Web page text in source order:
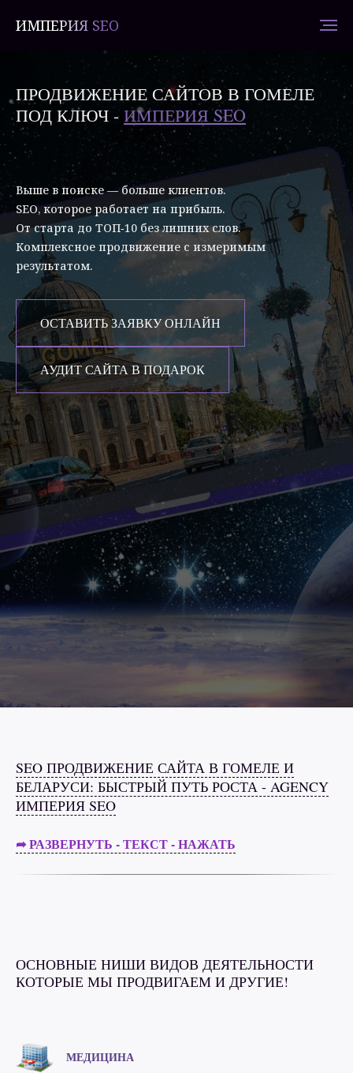
ИМПЕРИЯ SEO
ПРОДВИЖЕНИЕ САЙТОВ В ГОМЕЛЕ
ПОД КЛЮЧ - ИМПЕРИЯ SEO
Выше в поиске — больше клиентов.
SEO, которое работает на прибыль.
От старта до ТОП‑10 без лишних слов.
Комплексное продвижение с измеримым
результатом.
ОСТАВИТЬ ЗАЯВКУ ОНЛАЙН
АУДИТ САЙТА В ПОДАРОК
SEO ПРОДВИЖЕНИЕ САЙТА В ГОМЕЛЕ И
БЕЛАРУСИ: БЫСТРЫЙ ПУТЬ РОСТА - AGENCY
ИМПЕРИЯ SEO
➦ РАЗВЕРНУТЬ - ТЕКСТ - НАЖАТЬ
ОСНОВНЫЕ НИШИ ВИДОВ ДЕЯТЕЛЬНОСТИ
КОТОРЫЕ МЫ ПРОДВИГАЕМ И ДРУГИЕ!
МЕДИЦИНА